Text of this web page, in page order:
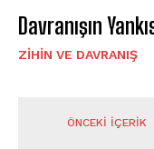
Davranışın
⁠ZIHIN VE DAVRANIŞ
ÖNCEKI İÇERIK